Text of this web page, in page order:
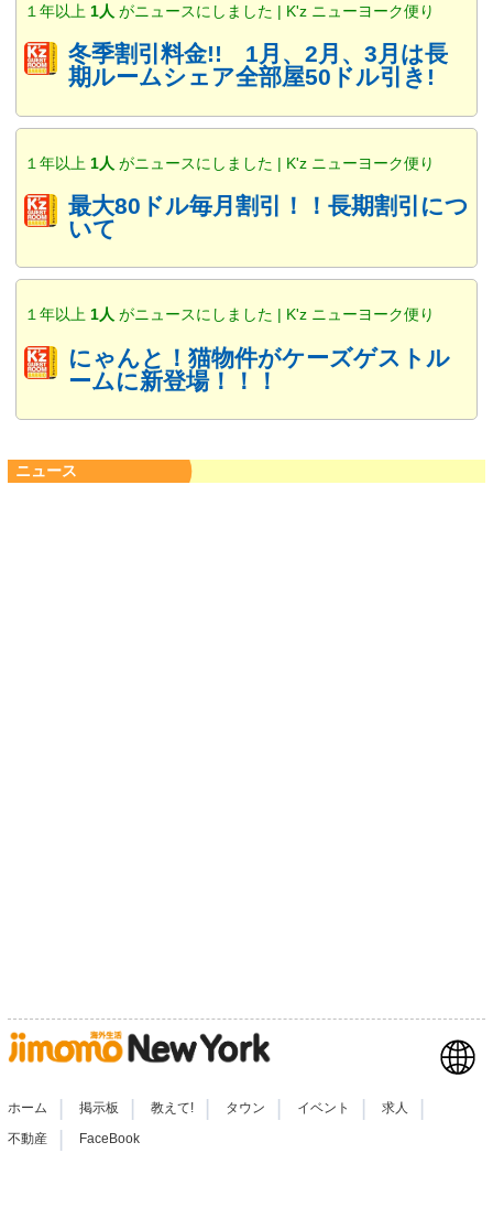
１年以上 1人 がニュースにしました | K'z ニューヨーク便り
冬季割引料金!! 1月、2月、3月は長
期ルームシェア全部屋50ドル引き!
１年以上 1人 がニュースにしました | K'z ニューヨーク便り
最大80ドル毎月割引！！長期割引につ
いて
１年以上 1人 がニュースにしました | K'z ニューヨーク便り
にゃんと！猫物件がケーズゲストル
ームに新登場！！！
ニュース
ホーム 掲示板 教えて! タウン イベント 求人
不動産 | FaceBook